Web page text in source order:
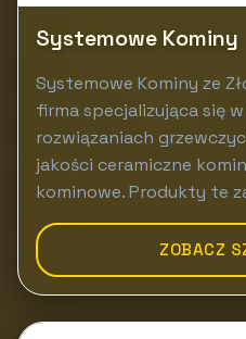
Systemowe Kominy
Systemowe Kominy ze
firma specjalizująca się
rozwiązaniach
jakości ceramiczne
kominowe. Produkty te
ZOBACZ